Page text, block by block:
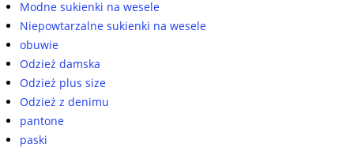
Modne sukienki na wesele
Niepowtarzalne sukienki na wesele
obuwie
Odzież damska
Odzież plus size
Odzież z denimu
pantone
paski